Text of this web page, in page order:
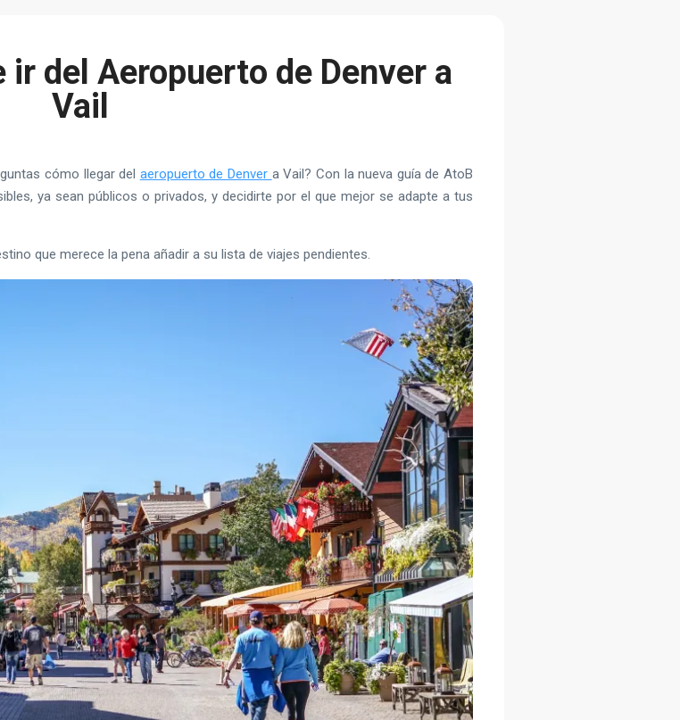
ir del Aeropuerto de Denver a
Vail
cómo llegar del aeropuerto de Denver a Vail? Con la nueva guía de AtoB
ya sean públicos o privados, y decidirte por el que mejor se adapte a tus
que merece la pena añadir a su lista de viajes pendientes.